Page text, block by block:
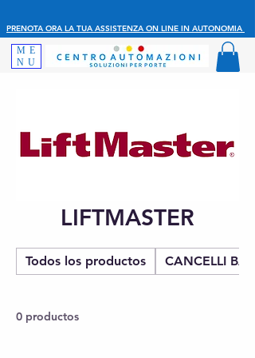
PRENOTA ORA LA TUA ASSISTENZA ON LINE IN AUTONOMIA
ME
NU
LIFTMASTER
Todos los productos CANCELLI
0 productos